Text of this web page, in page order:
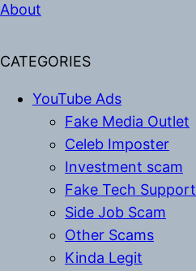
About
CATEGORIES
YouTube Ads
Fake Media Outlet
Celeb Imposter
Investment scam
Fake Tech Support
Side Job Scam
Other Scams
Kinda Legit